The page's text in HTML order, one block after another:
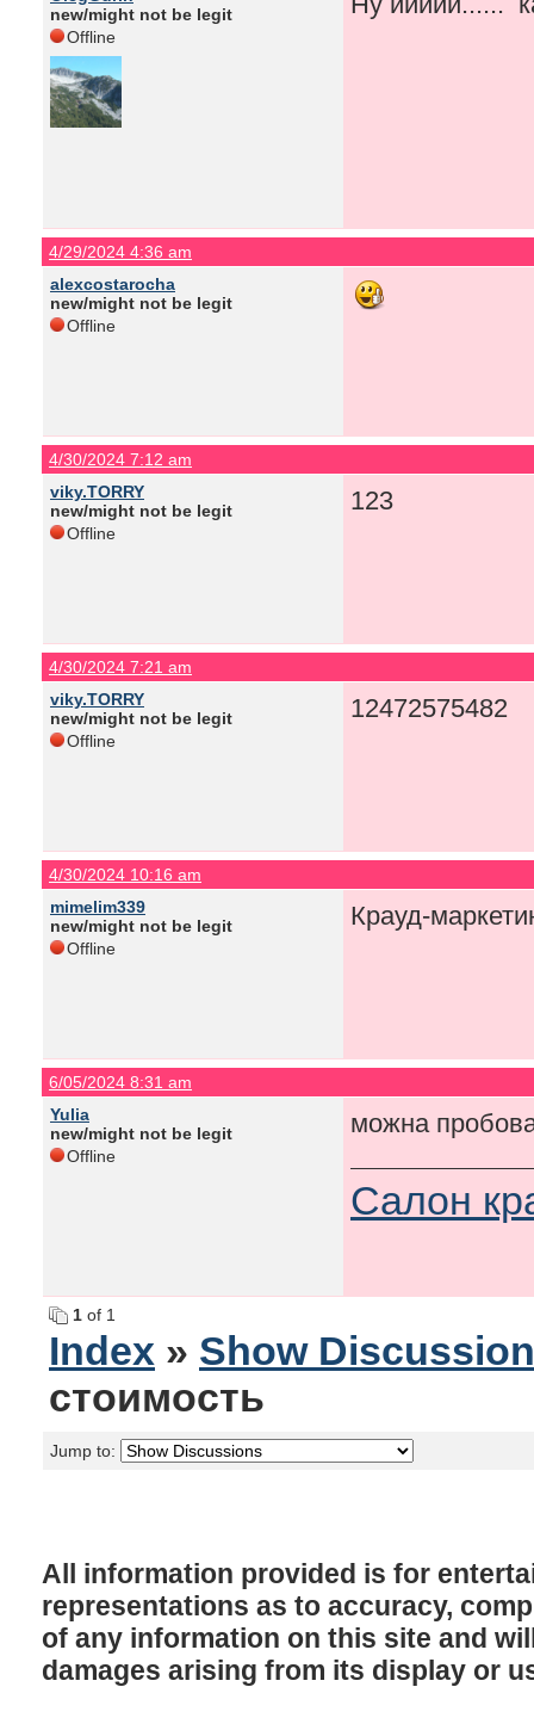
new/might not be legit
Offline
4/29/2024 4:36 am
alexcostarocha
new/might not be legit
Offline
4/30/2024 7:12 am
viky.TORRY
new/might not be legit
Offline
123
4/30/2024 7:21 am
viky.TORRY
new/might not be legit
Offline
12472575482
4/30/2024 10:16 am
mimelim339
new/might not be legit
Offline
Крауд-
6/05/2024 8:31 am
Yulia
new/might not be legit
Offline
можна
Салон
1 of 1
Index » Show
стоимость
Jump to:
All information provided is for
representations as to accuracy,
of any information on this site and
damages arising from its display or